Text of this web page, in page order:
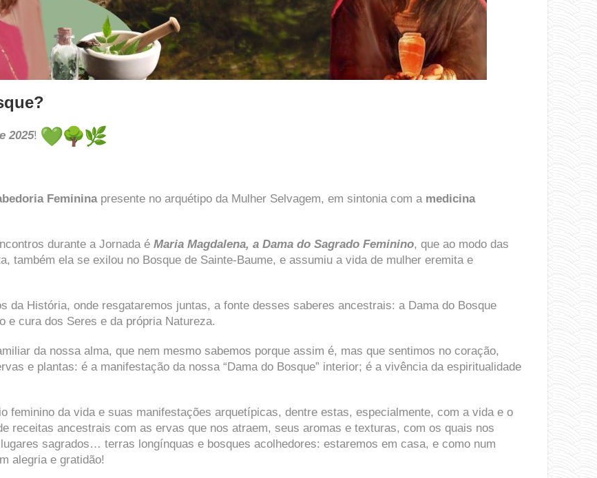
2025!
Femininapresente no arquétipo da Mulher Selvagem, em sintonia com a medicina
durante a Jornada é Maria Magdalena, a Dama do Sagrado Feminino, que ao modo das
também ela se exilou no Bosque de Sainte-Baume, e assumiu a vida de mulher eremita e
da História, onde resgataremos juntas, a fonte desses saberes ancestrais: a Dama do Bosque
e cura dos Seres e da própria Natureza.
da nossa alma, que nem mesmo sabemos porque assim é, mas que sentimos no coração,
e plantas: é a manifestação da nossa “Dama do Bosque” interior; é a vivência da espiritualidade
feminino da vida e suas manifestações arquetípicas, dentre estas, especialmente, com a vida e o
receitas ancestrais com as ervas que nos atraem, seus aromas e texturas, com os quais nos
sagrados… terras longínquas e bosques acolhedores: estaremos em casa, e como num
alegria e gratidão!